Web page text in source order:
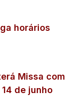
horários
Missa com
de junho